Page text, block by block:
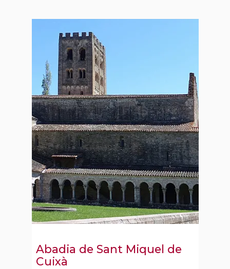
Abadia de Sant Miquel de
Cuixà